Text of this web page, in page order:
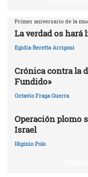
Primer aniversario de la
La verdad os hará
Egidia Beretta Arrigoni
Crónica contra la
Fundido»
Octavio Fraga Guerra
Operación plomo
Israel
Higinio Polo